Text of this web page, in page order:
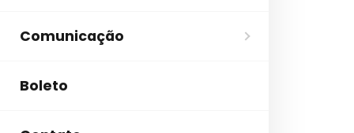
Comunicação
Boleto